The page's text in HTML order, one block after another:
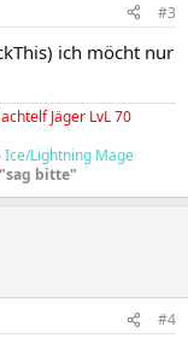
#3
ich möcht nur
Jäger LvL 70
Ice/Lightning Mage
bitte"
#4